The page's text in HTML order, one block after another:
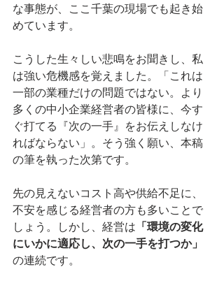
な事態が、ここ千葉の現場でも起き始
めています。
こうした生々しい悲鳴をお聞きし、私
は強い危機感を覚えました。「これは
一部の業種だけの問題ではない。より
多くの中小企業経営者の皆様に、今す
ぐ打てる『次の一手』をお伝えしなけ
ればならない」。そう強く願い、本稿
の筆を執った次第です。
先の見えないコスト高や供給不足に、
不安を感じる経営者の方も多いことで
しょう。しかし、経営は 「環境の変化
にいかに適応し、次の一手を打つか」
の連続です。